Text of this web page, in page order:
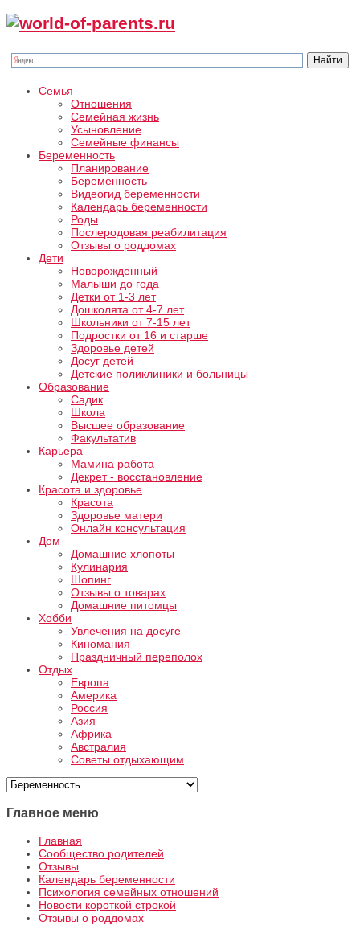
Семья
Отношения
Семейная жизнь
Усыновление
Семейные финансы
Беременность
Планирование
Беременность
Видеогид беременности
Календарь беременности
Роды
Послеродовая реабилитация
Отзывы о роддомах
Дети
Новорожденный
Малыши до года
Детки от 1-3 лет
Дошколята от 4-7 лет
Школьники от 7-15 лет
Подростки от 16 и старше
Здоровье детей
Досуг детей
Детские поликлиники и больницы
Образование
Садик
Школа
Высшее образование
Факультатив
Карьера
Мамина работа
Декрет - восстановление
Красота и здоровье
Красота
Здоровье матери
Онлайн консультация
Дом
Домашние хлопоты
Кулинария
Шопинг
Отзывы о товарах
Домашние питомцы
Хобби
Увлечения на досуге
Киномания
Праздничный переполох
Отдых
Европа
Америка
Россия
Азия
Африка
Австралия
Советы отдыхающим
Главное меню
Главная
Сообщество родителей
Отзывы
Календарь беременности
Психология семейных отношений
Новости короткой строкой
Отзывы о роддомах